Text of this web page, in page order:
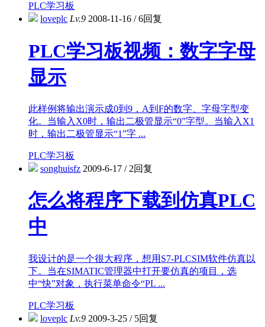
PLC学习板
loveplc Lv.9 2008-11-16 /6回复
PLC学习板视频：数字字母
显示
此样例将输出演示成0到9，A到F的数字、字母字型变
化。当输入X0时，输出二极管显示“0”字型。当输入X1
时，输出二极管显示“1”字 ...
PLC学习板
songhuisfz 2009-6-17 /2回复
怎么将程序下载到仿真PLC
中
我设计的是一个很大程序，想用S7-PLCSIM软件仿真以
下。当在SIMATIC管理器中打开要仿真的项目，选
中“快”对象，执行菜单命令“PL ...
PLC学习板
loveplc Lv.9 2009-3-25 /5回复